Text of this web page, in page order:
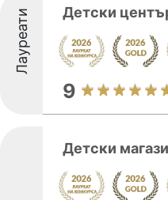
Лауреати Детски
9
Детски